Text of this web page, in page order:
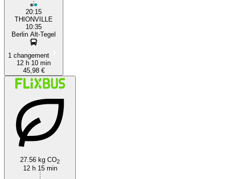
20:15
THIONVILLE
10:35
Berlin Alt-Tegel
1 changement
12 h 10 min
45,98 €
27.56 kg CO2
12 h 15 min